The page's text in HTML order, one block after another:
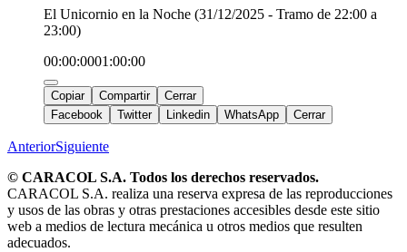
El Unicornio en la Noche (31/12/2025 - Tramo de 22:00 a
23:00)
00:00:0001:00:00
Copiar Compartir
Cerrar
Facebook
Twitter Linkedin WhatsApp Cerrar
AnteriorSiguiente
© CARACOL S.A. Todos los derechos reservados.
CARACOL S.A. realiza una reserva expresa de las reproducciones
y usos de las obras y otras prestaciones accesibles desde este sitio
web a medios de lectura mecánica u otros medios que resulten
adecuados.